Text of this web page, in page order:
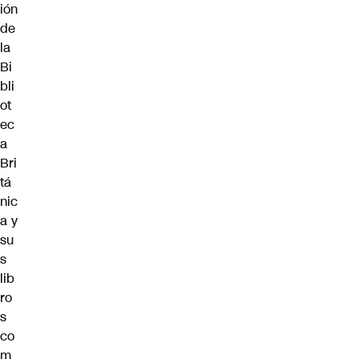
ión
de
la
Bi
bli
ot
ec
a
Bri
tá
nic
a y
su
s
lib
ro
s
co
m